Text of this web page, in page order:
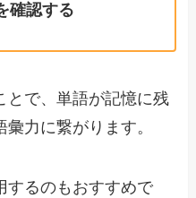
確認する
とで、単語が記憶に残
力に繋がります。
するのもおすすめで